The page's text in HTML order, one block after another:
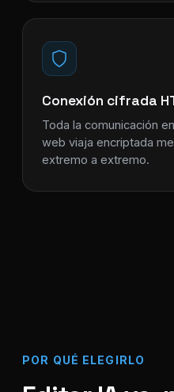
Conexión cifrada
Toda la comunicación
web viaja encriptada
extremo a extremo.
POR QUÉ ELEGIRLO